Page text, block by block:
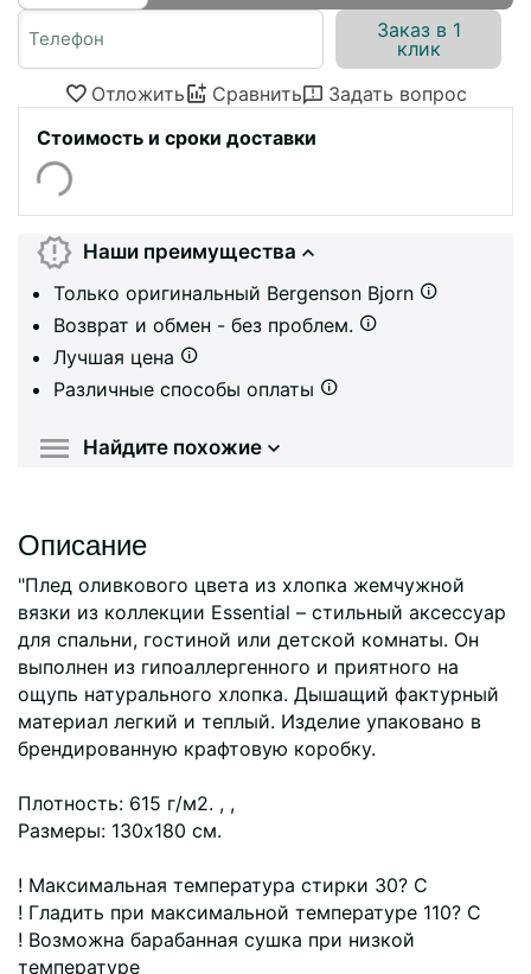
Заказ в 1
клик
Отложить
Сравнить
Задать вопрос
Стоимость и сроки доставки
Наши преимущества
Только оригинальный Bergenson Bjorn
Возврат и обмен - без проблем.
Лучшая цена
Различные способы оплаты
Найдите похожие
Описание
"Плед оливкового цвета из хлопка жемчужной
вязки из коллекции Essential – стильный аксессуар
для спальни, гостиной или детской комнаты. Он
выполнен из гипоаллергенного и приятного на
ощупь натурального хлопка. Дышащий фактурный
материал легкий и теплый. Изделие упаковано в
брендированную крафтовую коробку.
Плотность: 615 г/м2. , ,
Размеры: 130х180 см.
! Максимальная температура стирки 30? C
! Гладить при максимальной температуре 110? C
! Возможна барабанная сушка при низкой
температуре